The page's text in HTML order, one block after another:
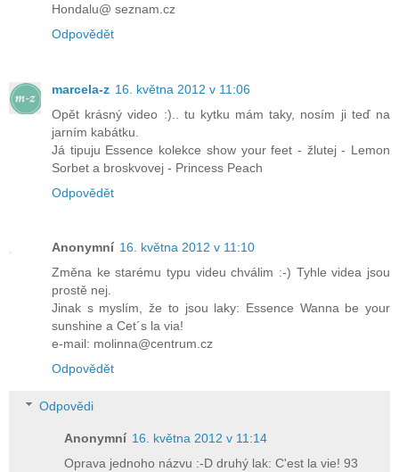
Hondalu@ seznam.cz
Odpovědět
marcela-z 16. května 2012 v 11:06
Opět krásný video :).. tu kytku mám taky, nosím ji teď na
jarním kabátku.
Já tipuju Essence kolekce show your feet - žlutej - Lemon
Sorbet a broskvovej - Princess Peach
Odpovědět
Anonymní 16. května 2012 v 11:10
Změna ke starému typu videu chválim :-) Tyhle videa jsou
prostě nej.
Jinak s myslím, že to jsou laky: Essence Wanna be your
sunshine a Cet´s la via!
e-mail: molinna@centrum.cz
Odpovědět
Odpovědi
Anonymní 16. května 2012 v 11:14
Oprava jednoho názvu :-D druhý lak: C'est la vie! 93